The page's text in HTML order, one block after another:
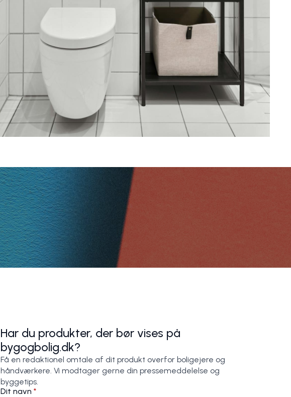
Har du produkter, der bør vises på
bygogbolig.dk?
Få en redaktionel omtale af dit produkt overfor boligejere og
håndværkere. Vi modtager gerne din pressemeddelelse og
byggetips.
Dit navn *